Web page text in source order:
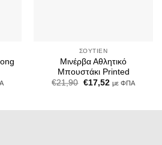
ΣΟΥΤΙΈΝ
Μινέρβα Αθλητικό
Μπουστάκι Printed
€21,90 Original
€17,52Ημε ΦΠΑ